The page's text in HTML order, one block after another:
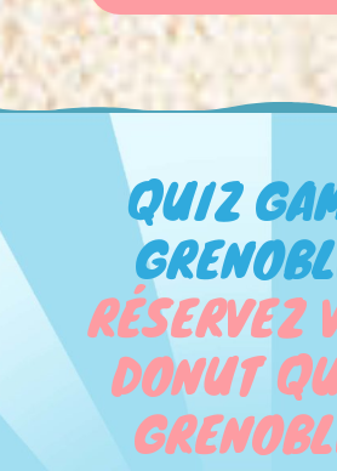
QUIZ
RÉSERVEZ
DONUT